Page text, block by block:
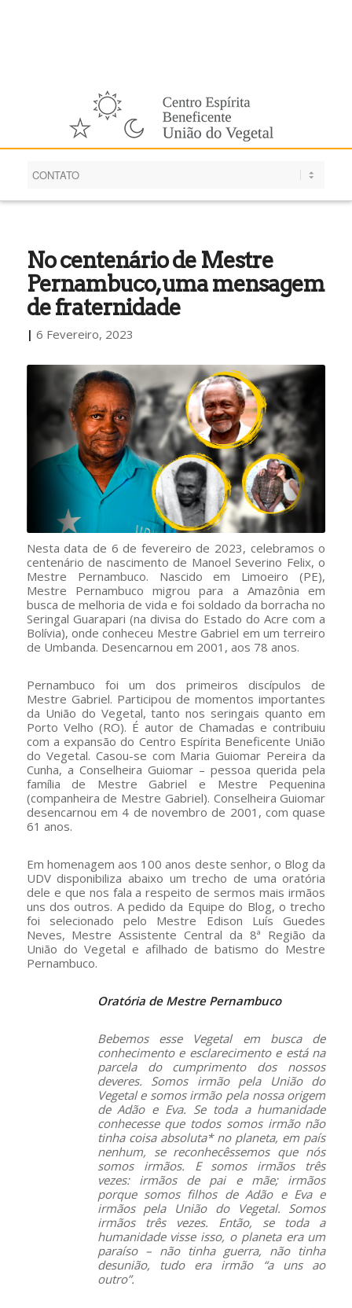
No centenário de Mestre
Pernambuco, uma mensagem
de fraternidade
| 6 Fevereiro, 2023
Nesta data de 6 de fevereiro de 2023, celebramos o
centenário de nascimento de Manoel Severino Felix, o
Mestre Pernambuco. Nascido em Limoeiro (PE),
Mestre Pernambuco migrou para a Amazônia em
busca de melhoria de vida e foi soldado da borracha no
Seringal Guarapari (na divisa do Estado do Acre com a
Bolívia), onde conheceu Mestre Gabriel em um terreiro
de Umbanda. Desencarnou em 2001, aos 78 anos.
Pernambuco foi um dos primeiros discípulos de
Mestre Gabriel. Participou de momentos importantes
da União do Vegetal, tanto nos seringais quanto em
Porto Velho (RO). É autor de Chamadas e contribuiu
com a expansão do Centro Espírita Beneficente União
do Vegetal. Casou-se com Maria Guiomar Pereira da
Cunha, a Conselheira Guiomar – pessoa querida pela
família de Mestre Gabriel e Mestre Pequenina
(companheira de Mestre Gabriel). Conselheira Guiomar
desencarnou em 4 de novembro de 2001, com quase
61 anos.
Em homenagem aos 100 anos deste senhor, o Blog da
UDV disponibiliza abaixo um trecho de uma oratória
dele e que nos fala a respeito de sermos mais irmãos
uns dos outros. A pedido da Equipe do Blog, o trecho
foi selecionado pelo Mestre Edison Luís Guedes
Neves, Mestre Assistente Central da 8ª Região da
União do Vegetal e afilhado de batismo do Mestre
Pernambuco.
Oratória de Mestre Pernambuco
Bebemos esse Vegetal em busca de
conhecimento e esclarecimento e está na
parcela do cumprimento dos nossos
deveres. Somos irmão pela União do
Vegetal e somos irmão pela nossa origem
de Adão e Eva. Se toda a humanidade
conhecesse que todos somos irmão não
tinha coisa absoluta* no planeta, em país
nenhum, se reconhecêssemos que nós
somos irmãos. E somos irmãos três
vezes: irmãos de pai e mãe; irmãos
porque somos filhos de Adão e Eva e
irmãos pela União do Vegetal. Somos
irmãos três vezes. Então, se toda a
humanidade visse isso, o planeta era um
paraíso – não tinha guerra, não tinha
desunião, tudo era irmão “a uns ao
outro”.